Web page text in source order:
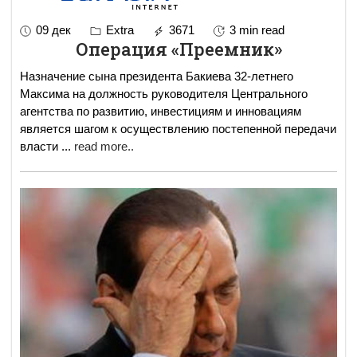
09 дек Extra 3671 3 min read
Операция «Преемник»
Назначение сына президента Бакиева 32-летнего
Максима на должность руководителя Центрального
агентства по развитию, инвестициям и инновациям
является шагом к осуществлению постепенной передачи
власти ... read more..